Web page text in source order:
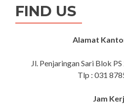
FIND US
Alamat
Jl. Penjaringan Sari Blok
Tlp : 031
Jam